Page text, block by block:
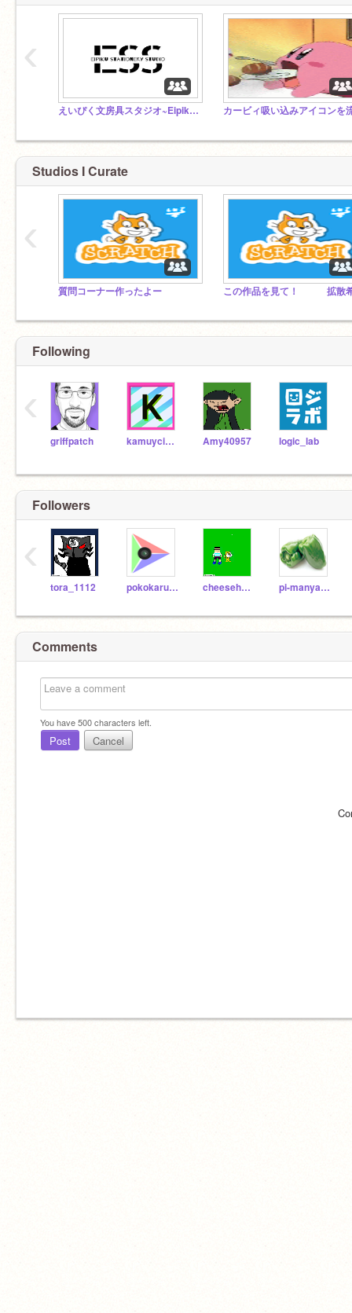
えいぴく文房具スタジオ~Eipiku stationery studio~
‹
Studios I Curate
質問コーナー作ったよー
‹
Following
griffpatch kamuycikap Amy40957 logic_lab
‹
Followers
tora_1112 pokokaru-_- cheesehumberger pi-manyarou02
‹
Comments
You have500characters left.
Post Cancel